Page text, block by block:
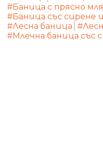
#Баница с прясно
#Баница със сирене
#Лесна баница
#Млечна баница със